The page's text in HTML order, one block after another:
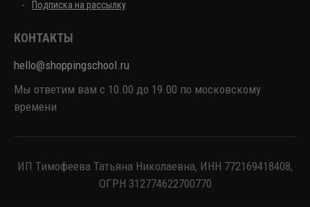
Подписка на рассылку
КОНТАКТЫ
hello@shoppingschool.ru
Мы ответим вам с 10.00 до 19.00 по московскому
времени
ИП Тимофеева Татьяна Николаевна, ИНН 772169418408,
ОГРН 312774622700770